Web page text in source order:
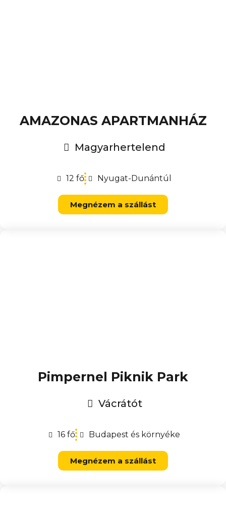
AMAZONAS APARTMANHÁZ
Magyarhertelend
12 fő Nyugat-Dunántúl
Megnézem a szállást
Pimpernel Piknik Park
Vácrátót
16 fő Budapest és környéke
Megnézem a szállást